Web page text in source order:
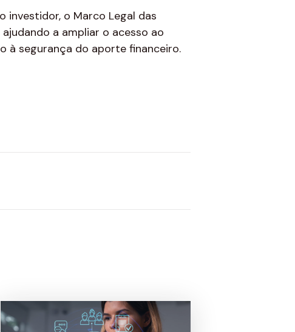
investidor, o Marco Legal das
a ampliar o acesso ao
à segurança do aporte financeiro.